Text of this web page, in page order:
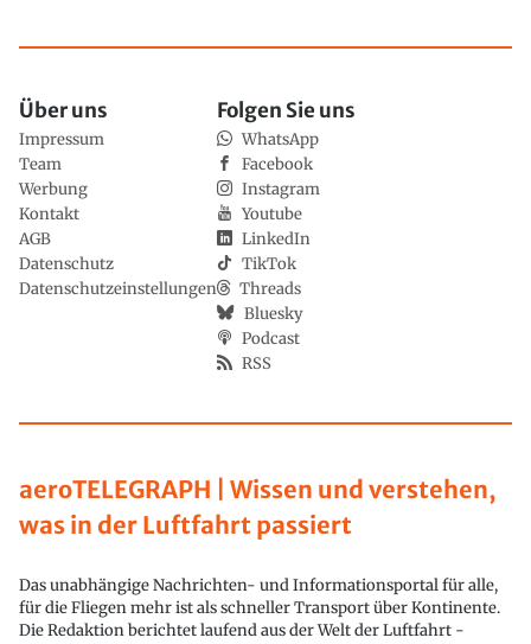
aeroTELEGRAPH | Wissen und verstehen,
was in der Luftfahrt passiert
Das unabhängige Nachrichten- und Informationsportal für alle,
für die Fliegen mehr ist als schneller Transport über Kontinente.
Die Redaktion berichtet laufend aus der Welt der Luftfahrt -
Über uns
Impressum
Team
Werbung
Kontakt
AGB
Datenschutz
Datenschutzeinstellungen
Folgen Sie uns
WhatsApp
Facebook
Instagram
Youtube
LinkedIn
TikTok
Threads
Bluesky
Podcast
RSS